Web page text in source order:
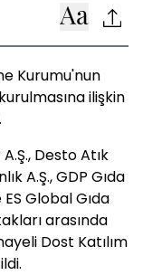
Kurumu'nun
ilişkin
Desto Atık
A.Ş., GDP Gıda
Global Gıda
arasında
Dost Katılım